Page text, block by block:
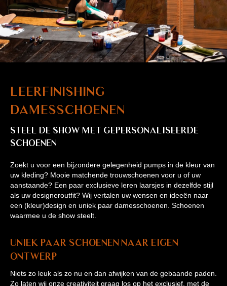
Leerfinishing
damesschoenen
Steel de show met gepersonaliseerde
schoenen
Zoekt u voor een bijzondere gelegenheid pumps in de kleur van
uw kleding? Mooie matchende trouwschoenen voor u of uw
aanstaande? Een paar exclusieve leren laarsjes in dezelfde stijl
als uw designeroutfit? Wij vertalen uw wensen en ideeën naar
een (kleur)design en uniek paar damesschoenen. Schoenen
waarmee u de show steelt.
Uniek paar schoenen naar eigen
ontwerp
Niets zo leuk als zo nu en dan afwijken van de gebaande paden.
Zo laten wij onze creativiteit graag los op het exclusief, met de